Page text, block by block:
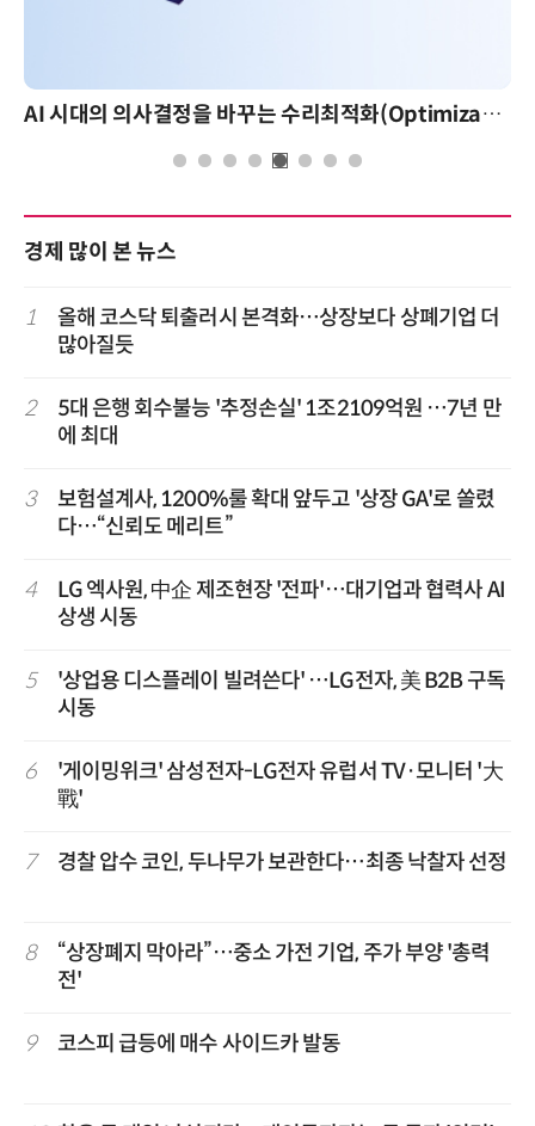
AI 시대의 의사결정을 바꾸는 수리최적화(Optimization): 실제 산업 적용 사례와 활용 전략
경제 많이 본 뉴스
1
올해 코스닥 퇴출러시 본격화…상장보다 상폐기업 더
많아질듯
2
5대 은행 회수불능 '추정손실' 1조2109억원 …7년 만
에 최대
3
보험설계사, 1200%룰 확대 앞두고 '상장 GA'로 쏠렸
다…“신뢰도 메리트”
4
LG 엑사원, 中企 제조현장 '전파'…대기업과 협력사 AI
상생 시동
5
'상업용 디스플레이 빌려쓴다' …LG전자, 美 B2B 구독
시동
6
'게이밍위크' 삼성전자-LG전자 유럽서 TV·모니터 '大
戰'
7 경찰 압수 코인, 두나무가 보관한다…최종 낙찰자 선정
8
“상장폐지 막아라”…중소 가전 기업, 주가 부양 '총력
전'
9 코스피 급등에 매수 사이드카 발동